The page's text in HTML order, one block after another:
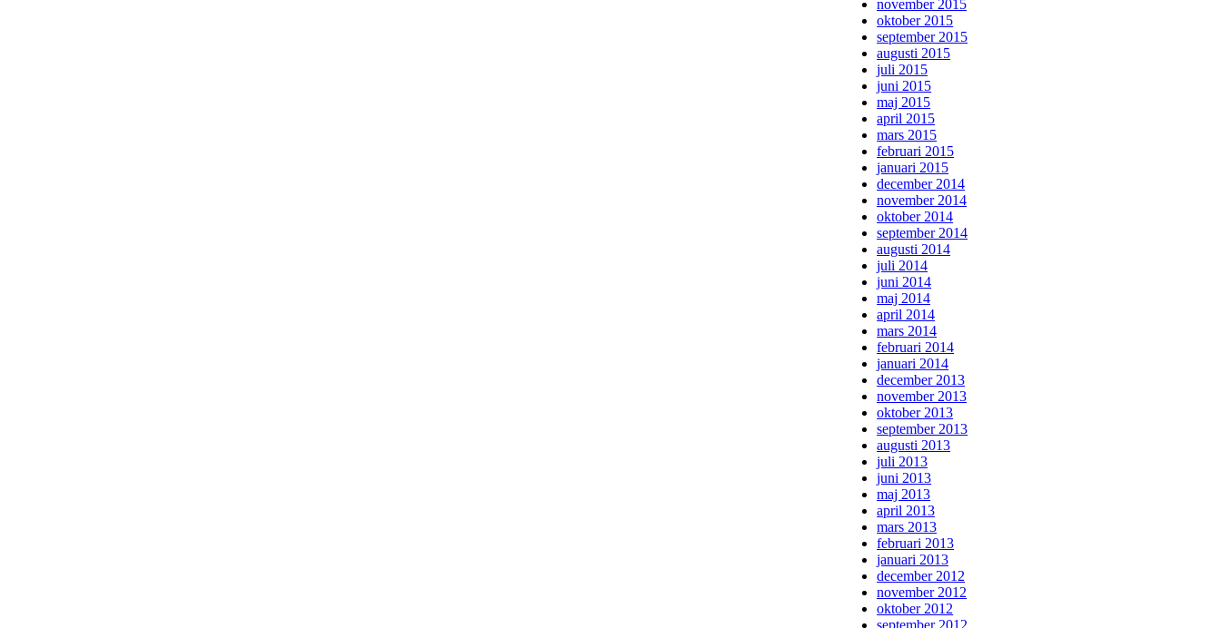
november 2015
oktober 2015
september 2015
augusti 2015
juli 2015
juni 2015
maj 2015
april 2015
mars 2015
februari 2015
januari 2015
december 2014
november 2014
oktober 2014
september 2014
augusti 2014
juli 2014
juni 2014
maj 2014
april 2014
mars 2014
februari 2014
januari 2014
december 2013
november 2013
oktober 2013
september 2013
augusti 2013
juli 2013
juni 2013
maj 2013
april 2013
mars 2013
februari 2013
januari 2013
december 2012
november 2012
oktober 2012
september 2012